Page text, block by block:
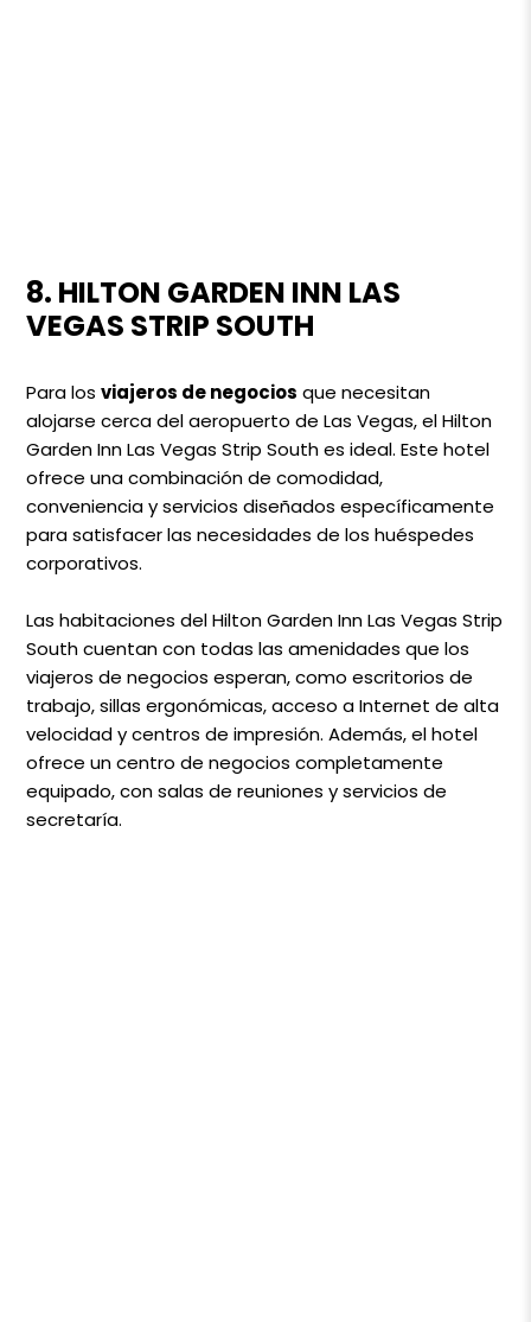
8. HILTON GARDEN INN LAS
VEGAS STRIP SOUTH
Para losviajeros de negocios que necesitan
alojarse cerca del aeropuerto de Las Vegas, el Hilton
Garden Inn Las Vegas Strip South es ideal. Este hotel
ofrece una combinación de comodidad,
conveniencia y servicios diseñados específicamente
para satisfacer las necesidades de los huéspedes
corporativos.
Las habitaciones del Hilton Garden Inn Las Vegas Strip
South cuentan con todas las amenidades que los
viajeros de negocios esperan, como escritorios de
trabajo, sillas ergonómicas, acceso a Internet de alta
velocidad y centros de impresión. Además, el hotel
ofrece un centro de negocios completamente
equipado, con salas de reuniones y servicios de
secretaría.